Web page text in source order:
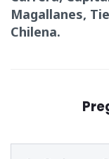
Magallanes,
Chilena.